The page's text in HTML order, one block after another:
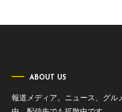
ABOUT US
報道メディア。ニュース、グル